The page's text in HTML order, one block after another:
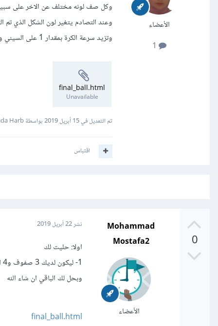
الأعضاء
وكل صف لونه مختلف عن الاخر على
وعند التصادم يتغير لون الشكل الذي تم
وتزيد سرعة الكرة بمقدار 1 على السيني والصادي كل مرة يحدث فيها تصادم
final_ball.html
Unavailable
تم التعديل في15 أبريل 2019 بواسطة Nada Harb
اقتباس
0
Mohammad
Mostafa2
الأعضاء
نشر22 أبريل 2019
اولا: حليت لك
1- ليكون لديك 3 صفوف و4 اعمدة
وبحل لك الباقي ان شاء الله
final_ball.html